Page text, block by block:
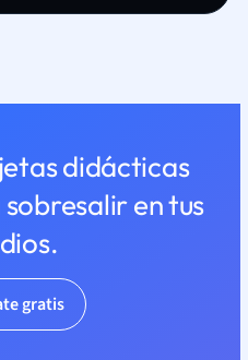
didácticas
en tus
gratis